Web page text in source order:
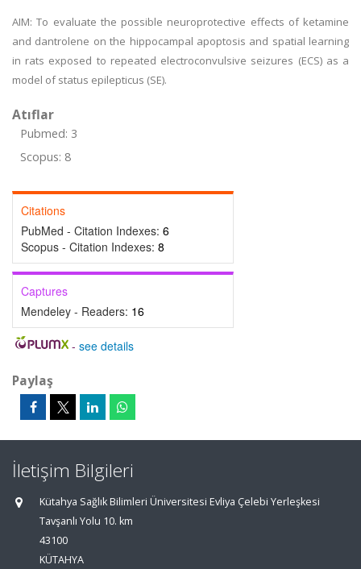
AIM: To evaluate the possible neuroprotective effects of ketamine
and dantrolene on the hippocampal apoptosis and spatial learning
in rats exposed to repeated electroconvulsive seizures (ECS) as a
model of status epilepticus (SE).
Atıflar
Pubmed: 3
Scopus: 8
Citations
PubMed - Citation Indexes: 6
Scopus - Citation Indexes: 8
Captures
Mendeley - Readers: 16
- see details
Paylaş
İletişim Bilgileri
Kütahya Sağlık Bilimleri Üniversitesi Evliya Çelebi Yerleşkesi
Tavşanlı Yolu 10. km
43100
KÜTAHYA